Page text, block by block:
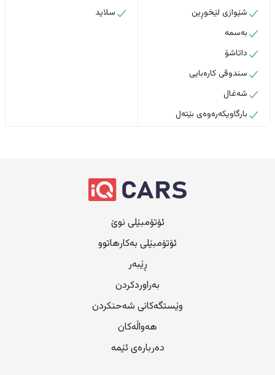
شێوازی لێخوڕین
بەسمە
داتاشۆ
سندوقی کارەبایی
شەغال
بارگاویکەرەوەی بێتەل
سلاید
ئۆتۆمبێلی نوێ
ئۆتۆمبێلی بەکارهاتوو
ڕێبەر
بەراوردکردن
وێستگەکانی شەحنکردن
هەواڵەکان
دەربارەی ئێمە